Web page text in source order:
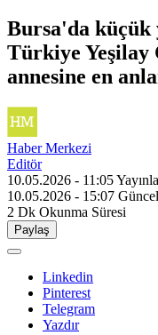
Bursa'da küçük
Türkiye Yeşilay
annesine en
Haber Merkezi
Editör
10.05.2026 - 11:05
10.05.2026 - 15:07
2 Dk Okunma Süresi
Paylaş
Linkedin
Pinterest
Telegram
Yazdır